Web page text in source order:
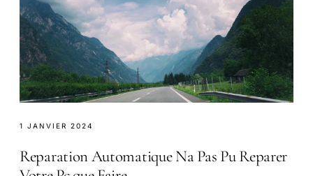
1 JANVIER 2024
Reparation Automatique Na Pas Pu Reparer